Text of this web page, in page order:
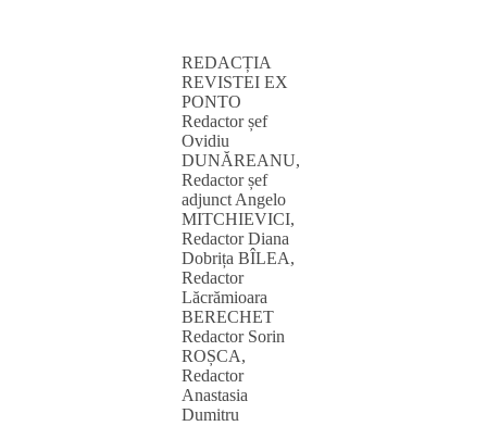
REDACȚIA
REVISTEI EX
PONTO
Redactor șef
Ovidiu
DUNĂREANU,
Redactor șef
adjunct Angelo
MITCHIEVICI,
Redactor Diana
Dobrița BÎLEA,
Redactor
Lăcrămioara
BERECHET
Redactor Sorin
ROȘCA,
Redactor
Anastasia
Dumitru